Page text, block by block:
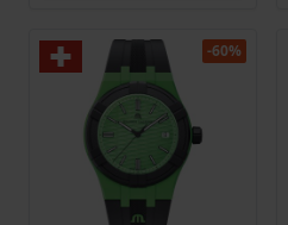
-60%